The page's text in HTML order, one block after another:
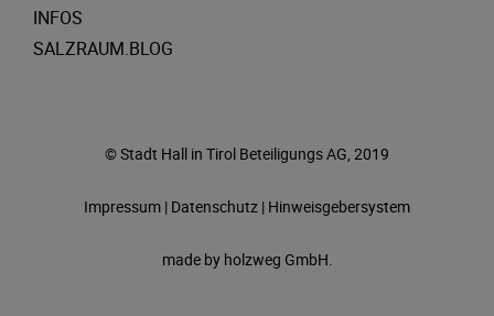
INFOS
SALZRAUM.BLOG
© Stadt Hall in Tirol Beteiligungs AG, 2019
Impressum | Datenschutz | Hinweisgebersystem
made by holzweg GmbH.